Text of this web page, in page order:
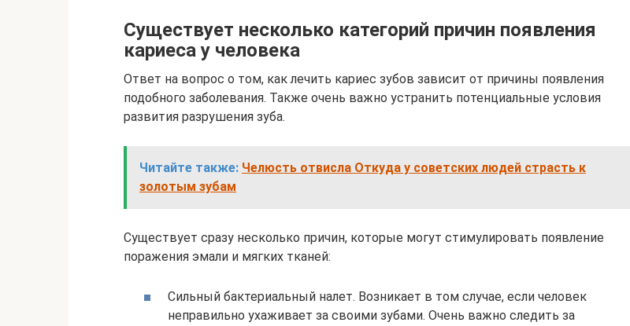
Существует несколько категорий причин появления
кариеса у человека
Ответ на вопрос о том, как лечить кариес зубов зависит от причины появления
подобного заболевания. Также очень важно устранить потенциальные условия
развития разрушения зуба.
Читайте также: Челюсть отвисла Откуда у советских людей страсть к
золотым зубам
Существует сразу несколько причин, которые могут стимулировать появление
поражения эмали и мягких тканей:
Сильный бактериальный налет. Возникает в том случае, если человек
неправильно ухаживает за своими зубами. Очень важно следить за